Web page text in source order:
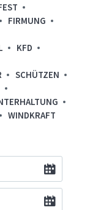
FIRMUNG
KFD
SCHÜTZEN
WINDKRAFT